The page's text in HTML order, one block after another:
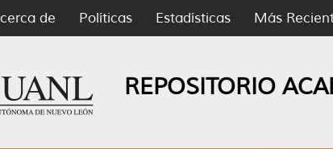
de Políticas Estadísticas Más
REPOSITORIO